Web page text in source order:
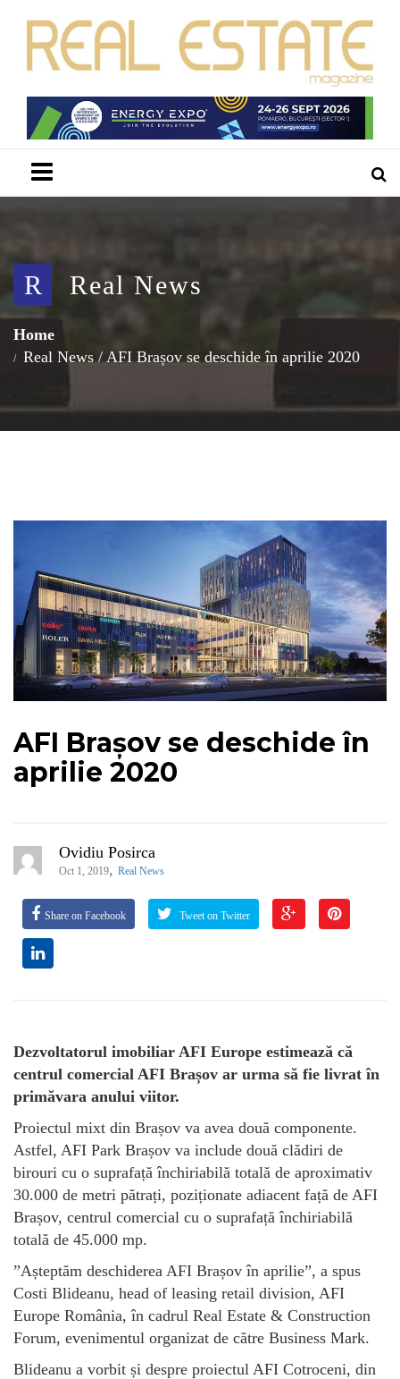
R Real News
Home
Real News / AFI Brașov se deschide în aprilie 2020
AFI Brașov se deschide în
aprilie 2020
Ovidiu Posirca
Oct 1, 2019, Real News
Share on Facebook Tweet on Twitter
Dezvoltatorul imobiliar AFI Europe estimează că
centrul comercial AFI Brașov ar urma să fie livrat în
primăvara anului viitor.
Proiectul mixt din Brașov va avea două componente.
Astfel, AFI Park Brașov va include două clădiri de
birouri cu o suprafață închiriabilă totală de aproximativ
30.000 de metri pătrați, poziționate adiacent față de AFI
Brașov, centrul comercial cu o suprafață închiriabilă
totală de 45.000 mp.
”Așteptăm deschiderea AFI Brașov în aprilie”, a spus
Costi Blideanu, head of leasing retail division, AFI
Europe România, în cadrul Real Estate & Construction
Forum, evenimentul organizat de către Business Mark.
Blideanu a vorbit și despre proiectul AFI Cotroceni, din